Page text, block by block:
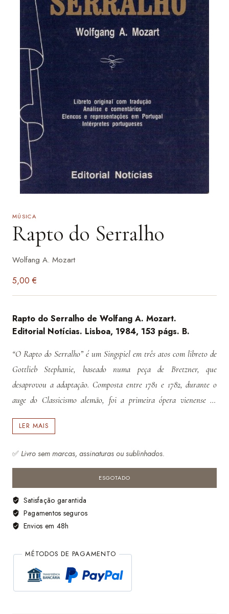
MÚSICA
Rapto do Serralho
Wolfang A. Mozart
5,00€
Rapto do Serralho de Wolfang A. Mozart.
Editorial Notícias. Lisboa, 1984, 153 págs. B.
“O Rapto do Serralho” é um Singspiel em três atos com libreto de
Gottlieb Stephanie, baseado numa peça de Bretzner, que
desaprovou a adaptação. Composta entre 1781 e 1782, durante o
auge do Classicismo alemão, foi a primeira ópera vienense de
sucesso a 16 de julho de 1782, coincidindo com o noivado do
LER MAIS
✅Livro sem marcas, assinaturas ou sublinhados.
ESGOTADO
Satisfação garantida
Pagamentos seguros
Envios em 48h
MÉTODOS DE PAGAMENTO